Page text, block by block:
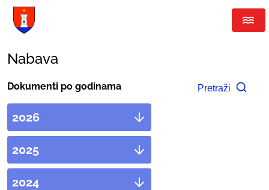
Nabava
Pretraži
Dokumenti po godinama
2026
2025
2024